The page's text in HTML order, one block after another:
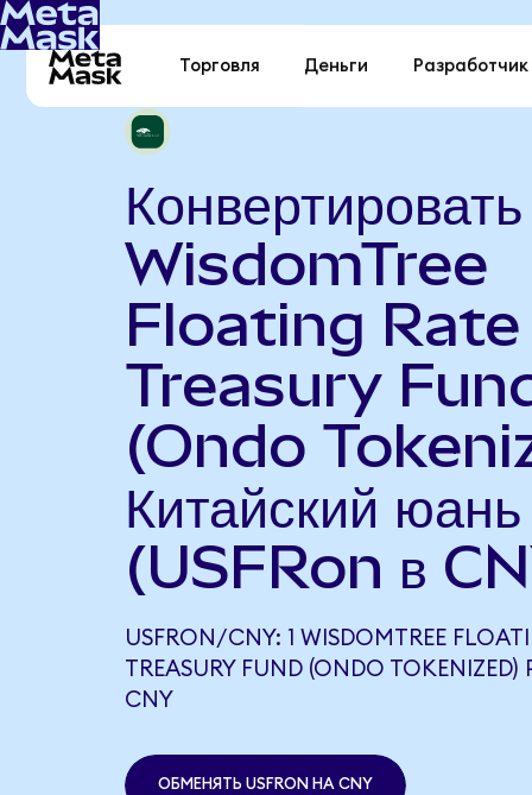
Торговля Деньги Разработчик
Конвертировать
WisdomTree
Floating Rate
Treasury
(Ondo
Китайский юань
(USFRon в
USFRON/CNY: 1 WISDOMTREE
TREASURY FUND (ONDO
CNY
ОБМЕНЯТЬ USFRON НА CNY